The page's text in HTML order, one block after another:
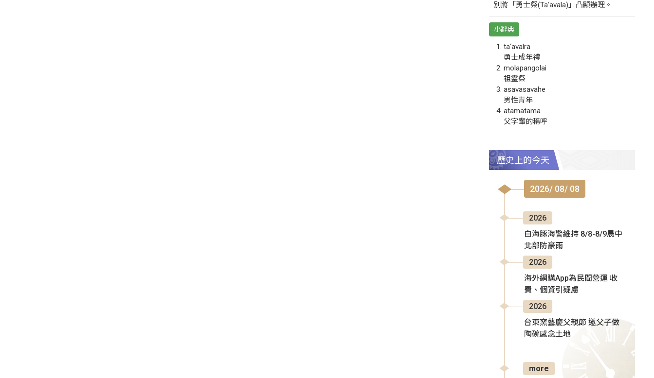
別將「勇士祭(Ta‘avala)」凸顯辦理。
小辭典
ta‘avalra
勇士成年禮
molapangolai
祖靈祭
asavasavahe
男性青年
atamatama
父字輩的稱呼
歷史上的今天
2026/ 08/ 08
2026
白海豚海警維持 8/8-8/9晨中
北部防豪雨
2026
海外網購App為民間營運 收
費、個資引疑慮
2026
台東窯藝慶父親節 邀父子做
陶碗感念土地
more